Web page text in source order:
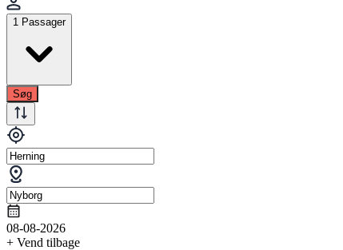
1 Passager
Søg
08-08-2026
+ Vend tilbage